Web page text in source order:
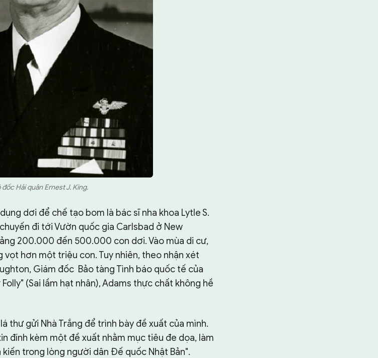
đốc Hải quân Ernest J. King.
dơi để chế tạo bom là bác sĩ nha khoa Lytle S.
đi tới Vườn quốc gia Carlsbad ở New
200.000 đến 500.000 con dơi. Vào mùa di cư,
hơn một triệu con. Tuy nhiên, theo nhận xét
Giám đốc Bảo tàng Tình báo quốc tế của
(Sai lầm hạt nhân), Adams thực chất không hề
thư gửi Nhà Trắng để trình bày đề xuất của mình.
đính kèm một đề xuất nhằm mục tiêu đe dọa, làm
trong lòng người dân Đế quốc Nhật Bản".